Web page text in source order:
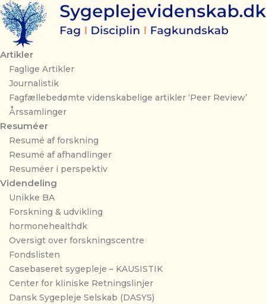
Gå
til
indholdet
Artikler
Faglige Artikler
Journalistik
Fagfællebedømte videnskabelige artikler ‘Peer Review’
Årssamlinger
Resuméer
Resumé af forskning
Resumé af afhandlinger
Resuméer i perspektiv
Videndeling
Unikke BA
Forskning & udvikling
hormonehealthdk
Oversigt over forskningscentre
Fondslisten
Casebaseret sygepleje – KAUSISTIK
Center for kliniske Retningslinjer
Dansk Sygepleje Selskab (DASYS)